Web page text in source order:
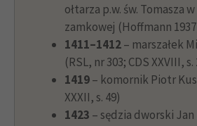
ołtarza p.w. św. Tomasza
zamkowej (Hoffmann
1411–1412– marszałek
(RSL, nr 303; CDS XXVIII, s.
1419– komornik Piotr
XXXII, s. 49)
1423 – sędzia dworski Jan